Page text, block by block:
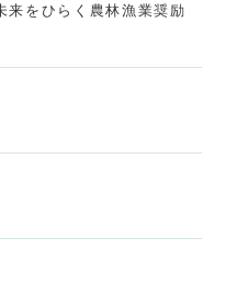
来をひらく農林漁業奨励